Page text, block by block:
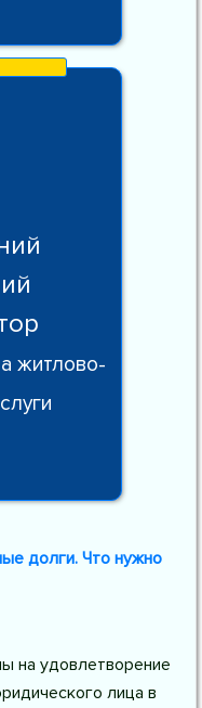
житлово-
долги. Что нужно
на удовлетворение
лица в